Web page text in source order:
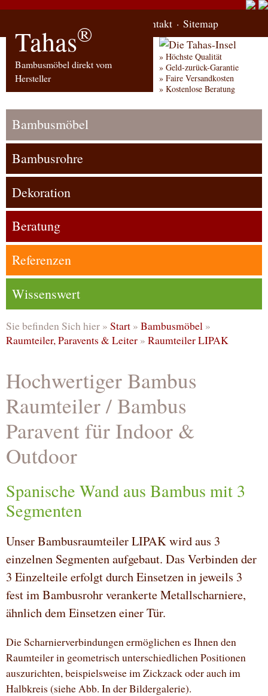
Kontakt Sitemap
Tahas®
Bambusmöbel direkt vom
Hersteller
Höchste Qualität
Geld-zurück-Garantie
Faire Versandkosten
Kostenlose Beratung
Bambusmöbel
Bambusrohre
Dekoration
Beratung
Referenzen
Wissenswert
Sie befinden Sich hier » Start » Bambusmöbel »
Raumteiler, Paravents & Leiter » Raumteiler LIPAK
Hochwertiger Bambus
Raumteiler / Bambus
Paravent für Indoor &
Outdoor
Spanische Wand aus Bambus mit 3
Segmenten
Unser Bambusraumteiler LIPAK wird aus 3
einzelnen Segmenten aufgebaut. Das Verbinden der
3 Einzelteile erfolgt durch Einsetzen in jeweils 3
fest im Bambusrohr verankerte Metallscharniere,
ähnlich dem Einsetzen einer Tür.
Die Scharnierverbindungen ermöglichen es Ihnen den
Raumteiler in geometrisch unterschiedlichen Positionen
auszurichten, beispielsweise im Zickzack oder auch im
Halbkreis (siehe Abb. In der Bildergalerie).